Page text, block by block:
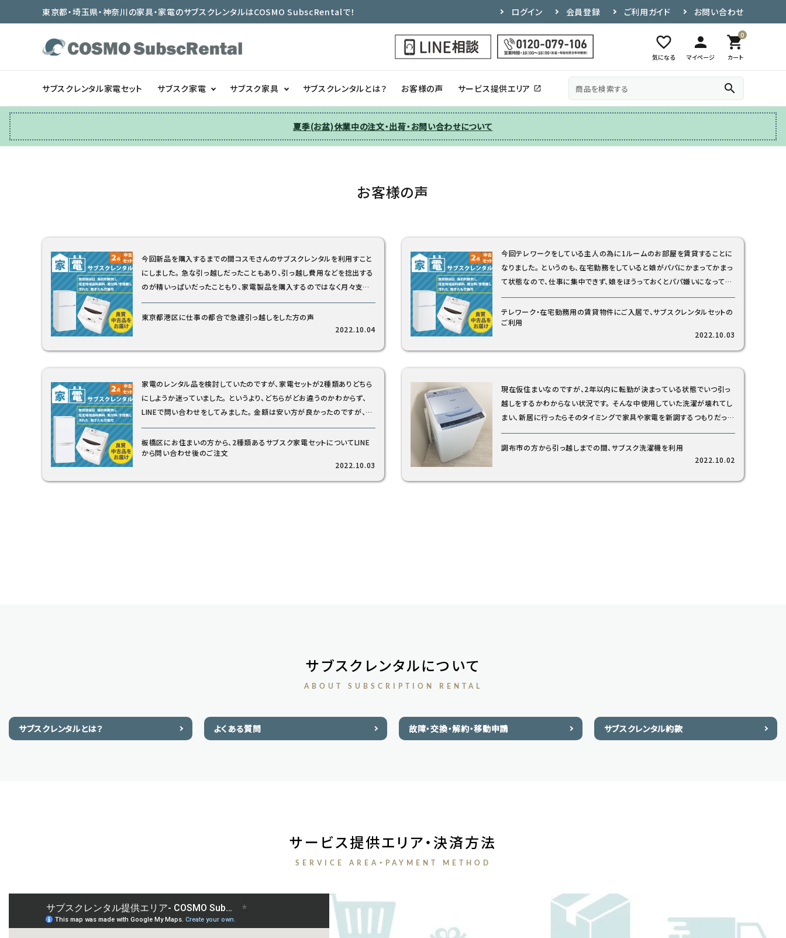
東京都・埼玉県・神奈川の家具・家電のサブスクレンタルはCOSMO SubscRentalで！ ログイン 会員登録 ご利用ガイド お問い合わせ
favorite_border
気になる
person
マイページ
0
shopping_cart
カート
サブスクレンタル家電セット サブスク家電
冷蔵庫 洗濯機 季節家電 その他
サブスク家具
テーブル/デスク チェア ソファー テレビ台
サブスクレンタルとは？ お客様の声 サービス提供エリア open_in_new search
夏季(お盆)休業中の注文・出荷・お問い合わせについて
お客様の声
今回新品を購入するまでの間コスモさんのサブスクレンタルを利用すこと
にしました。 急な引っ越しだったこともあり、引っ越し費用などを捻出する
のが精いっぱいだったこともり、家電製品を購入するのではなく月々支払
いのレンタルを選択することに。どれくらいの期間お借りするかわかりませ
んが、大事に使わせて頂きます。
東京都港区に仕事の都合で急遽引っ越しをした方の声
2022.10.04
今回テレワークをしている主人の為に1ルームのお部屋を賃貸することに
なりました。 というのも、在宅勤務をしていると娘がパパにかまってかまっ
て状態なので、仕事に集中できず、娘をほうっておくとパパ嫌いになっても
困るので出費をしてでもテレワーク環境を整えることにしました。 洗濯機
設置場所の防水パンサイズが小さかったこと、希望のスケジュールで届け
てもらえるかなどの疑問があったので、事前に問い合わせをさせて頂きま
で、リサイクルショップで購入しようか迷いました。 ただ、コロナの問題がい
つまで続くか、その後にテレワークがどうなるかもわからないので、購入し
スペースさんのサブスクレンタルを利用することにしました。 もしもの時も
交換をしてもらえるし、90日を超えて利用すればいつでも解約ができると
のことで、私たちにぴったりのサービスです。
テレワーク・在宅勤務用の賃貸物件にご入居で、サブスクレンタルセットの
ご利用
2022.10.03
家電のレンタル品を検討していたのですが、家電セットが2種類ありどちら
にしようか迷っていました。 というより、どちらがどお違うのかわからず、
LINEで問い合わせをしてみました。 金額は安い方が良かったのですが、低
価格の家電セットは冷凍庫に霜がはるタイプで、定期的に霜取りを自分で
行う必要があるとのことで、上位ランクの家電セットにしました。 サイズも
小さすぎず満足しています。
板橋区にお住まいの方から、2種類あるサブスク家電セットについてLINE
から問い合わせ後のご注文
2022.10.03
現在仮住まいなのですが、2年以内に転勤が決まっている状態でいつ引っ
越しをするかわからない状況です。 そんな中使用していた洗濯が壊れてし
まい、新居に行ったらそのタイミングで家具や家電を新調するつもりだった
ので、新品を購入しようか迷っていました。 そこで今回家具や家電製品の
サブスクリプションがあると言うのをテレビで見ていたので、挑戦してみる
調布市の方から引っ越しまでの間、サブスク洗濯機を利用
2022.10.02
サブスクレンタルについて
ABOUT SUBSCRIPTION RENTAL
サブスクレンタルとは？ よくある質問 故障・交換・解約・移動申請 サブスクレンタル約款
サービス提供エリア・決済方法
SERVICE AREA・PAYMENT METHOD